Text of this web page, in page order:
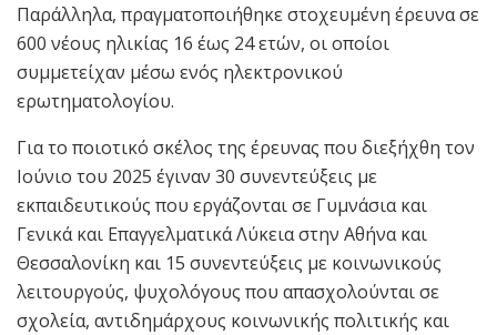
Παράλληλα, πραγματοποιήθηκε στοχευμένη έρευνα σε
600 νέους ηλικίας 16 έως 24 ετών, οι οποίοι
συμμετείχαν μέσω ενός ηλεκτρονικού
ερωτηματολογίου.
Για το ποιοτικό σκέλος της έρευνας που διεξήχθη τον
Ιούνιο του 2025 έγιναν 30 συνεντεύξεις με
εκπαιδευτικούς που εργάζονται σε Γυμνάσια και
Γενικά και Επαγγελματικά Λύκεια στην Αθήνα και
Θεσσαλονίκη και 15 συνεντεύξεις με κοινωνικούς
λειτουργούς, ψυχολόγους που απασχολούνται σε
σχολεία, αντιδημάρχους κοινωνικής πολιτικής και